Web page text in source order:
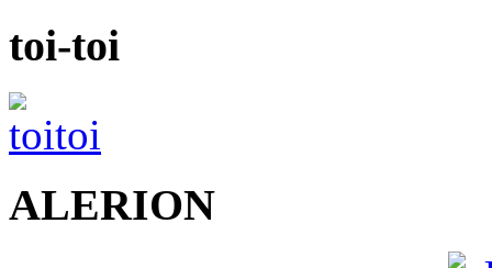
toi-toi
ALERION